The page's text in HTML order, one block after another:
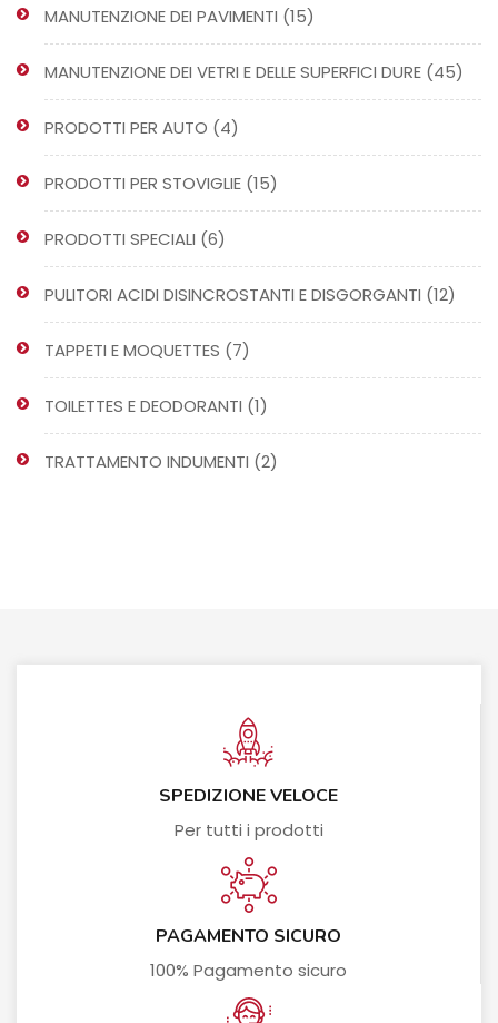
MANUTENZIONE DEI PAVIMENTI 1515
prodotti
MANUTENZIONE DEI VETRI E DELLE SUPERFICI DURE 4545
PRODOTTI PER AUTO
44
prodotti
PRODOTTI PER STOVIGLIE 1515
prodotti
PRODOTTI SPECIALI 66
prodotti
PULITORI ACIDI DISINCROSTANTI E DISGORGANTI 1212
TAPPETI E MOQUETTES
77
prodotti
TOILETTES E DEODORANTI 11
prodotto
TRATTAMENTO INDUMENTI 22
SPEDIZIONE VELOCE
Per tutti i prodotti
PAGAMENTO SICURO
100% Pagamento sicuro